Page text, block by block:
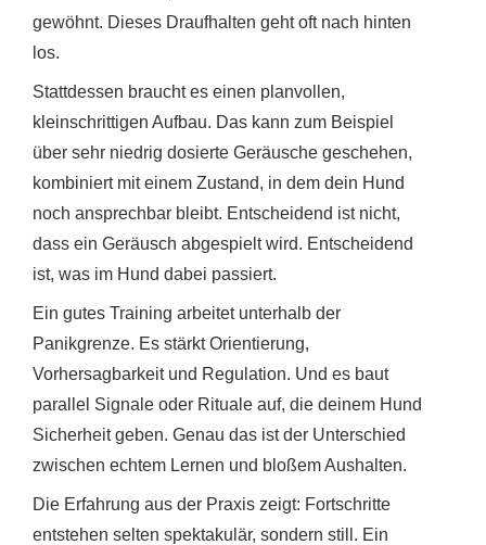
gewöhnt. Dieses Draufhalten geht oft nach hinten
los.
Stattdessen braucht es einen planvollen,
kleinschrittigen Aufbau. Das kann zum Beispiel
über sehr niedrig dosierte Geräusche geschehen,
kombiniert mit einem Zustand, in dem dein Hund
noch ansprechbar bleibt. Entscheidend ist nicht,
dass ein Geräusch abgespielt wird. Entscheidend
ist, was im Hund dabei passiert.
Ein gutes Training arbeitet unterhalb der
Panikgrenze. Es stärkt Orientierung,
Vorhersagbarkeit und Regulation. Und es baut
parallel Signale oder Rituale auf, die deinem Hund
Sicherheit geben. Genau das ist der Unterschied
zwischen echtem Lernen und bloßem Aushalten.
Die Erfahrung aus der Praxis zeigt: Fortschritte
entstehen selten spektakulär, sondern still. Ein